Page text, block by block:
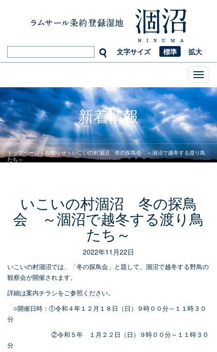
文字サイズ 標準 拡大
新着情報
トップページ>お知らせ>いこいの村涸沼 冬の探鳥会 ～涸沼で越冬する渡り鳥
たち～
いこいの村涸沼 冬の探鳥
会 ～涸沼で越冬する渡り鳥
たち～
2022年11月22日
いこいの村涸沼では、「冬の探鳥会」と題して、涸沼で越冬する野鳥の
観察会が開催されます。
詳細は案内チラシをご参照ください。
○開催日時：①令和４年１２月１８日（日）９時００分～１１時３０
分
②令和５年 １月２２日（日）９時００分～１１時３０
分